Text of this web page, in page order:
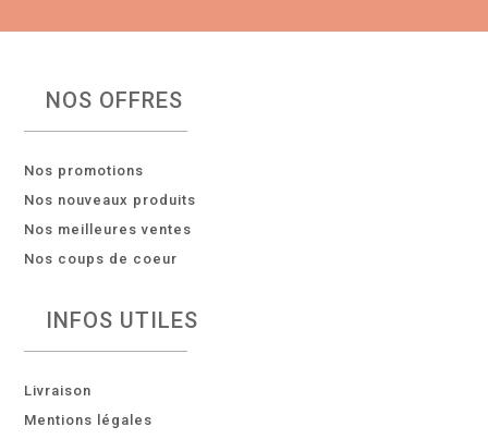
NOS OFFRES
Nos promotions
Nos nouveaux produits
Nos meilleures ventes
Nos coups de coeur
INFOS UTILES
Livraison
Mentions légales